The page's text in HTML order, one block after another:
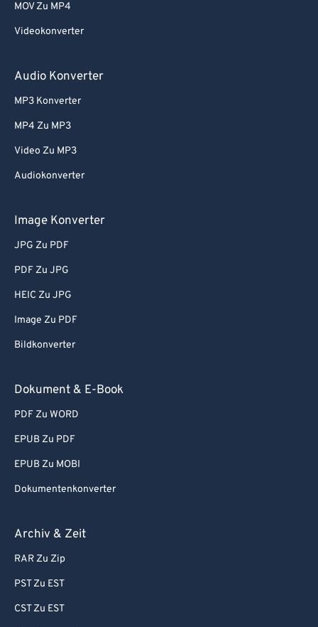
MOV Zu MP4
Videokonverter
Audio Konverter
MP3 Konverter
MP4 Zu MP3
Video Zu MP3
Audiokonverter
Image Konverter
JPG Zu PDF
PDF Zu JPG
HEIC Zu JPG
Image Zu PDF
Bildkonverter
Dokument & E-Book
PDF Zu WORD
EPUB Zu PDF
EPUB Zu MOBI
Dokumentenkonverter
Archiv & Zeit
RAR Zu Zip
PST Zu EST
CST Zu EST